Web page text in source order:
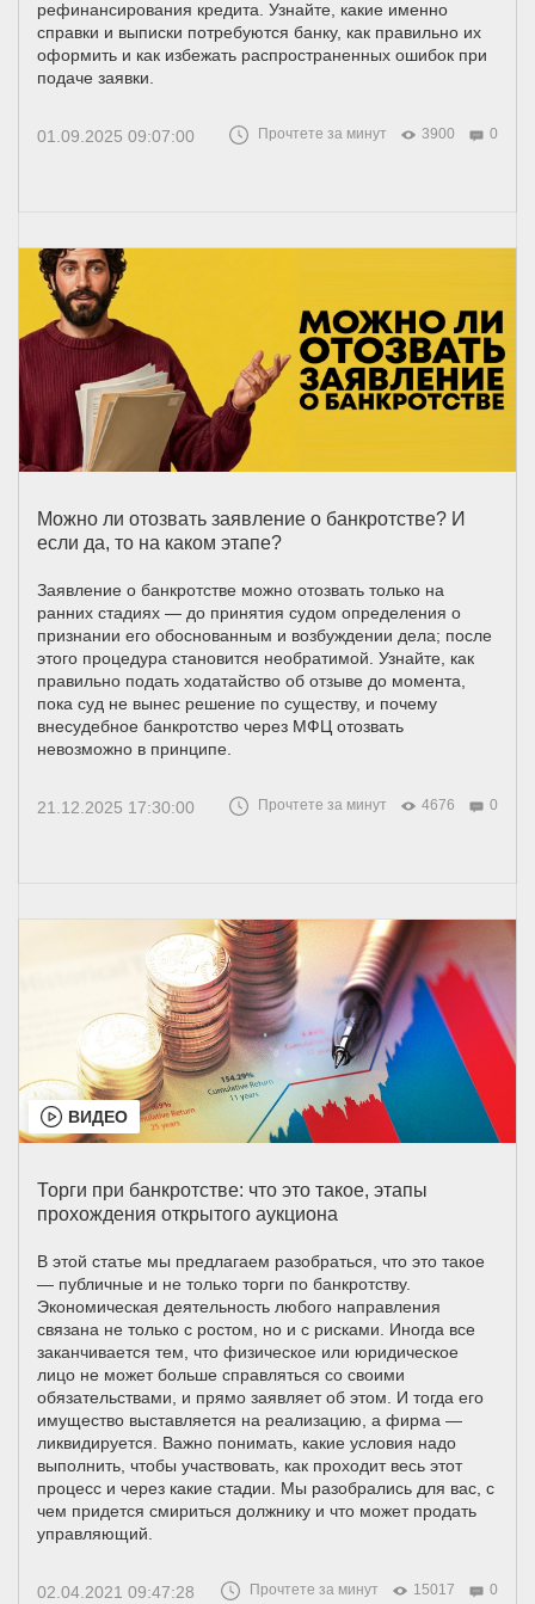
рефинансирования кредита. Узнайте, какие именно
справки и выписки потребуются банку, как правильно их
оформить и как избежать распространенных ошибок при
подаче заявки.
01.09.2025 09:07:00 Прочтете за минут 3900 0
Можно ли отозвать заявление о банкротстве? И
если да, то на каком этапе?
Заявление о банкротстве можно отозвать только на
ранних стадиях — до принятия судом определения о
признании его обоснованным и возбуждении дела; после
этого процедура становится необратимой. Узнайте, как
правильно подать ходатайство об отзыве до момента,
пока суд не вынес решение по существу, и почему
внесудебное банкротство через МФЦ отозвать
невозможно в принципе.
21.12.2025 17:30:00 Прочтете за минут 4676 0
ВИДЕО
Торги при банкротстве: что это такое, этапы
прохождения открытого аукциона
В этой статье мы предлагаем разобраться, что это такое
— публичные и не только торги по банкротству.
Экономическая деятельность любого направления
связана не только с ростом, но и с рисками. Иногда все
заканчивается тем, что физическое или юридическое
лицо не может больше справляться со своими
обязательствами, и прямо заявляет об этом. И тогда его
имущество выставляется на реализацию, а фирма —
ликвидируется. Важно понимать, какие условия надо
выполнить, чтобы участвовать, как проходит весь этот
процесс и через какие стадии. Мы разобрались для вас, с
чем придется смириться должнику и что может продать
управляющий.
02.04.2021 09:47:28 Прочтете за минут 15017 0